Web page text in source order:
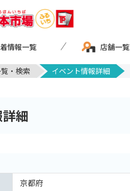
情報一覧 店舗一覧
・検索 イベント情報詳細
細
京都府